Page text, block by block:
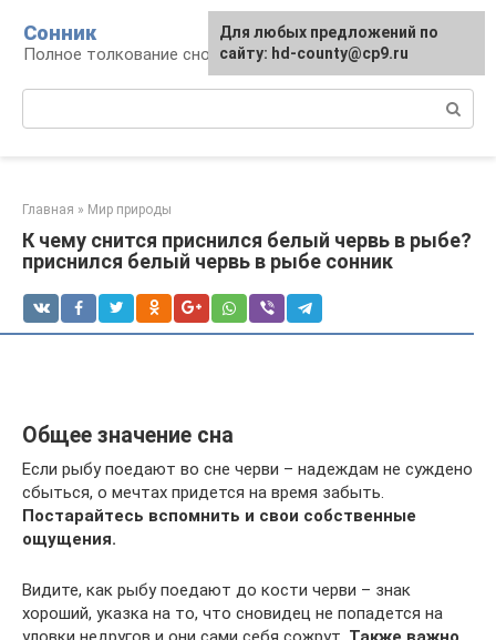
контенту
Сонник
Полное толкование снов
Главная » Мир природы
К чему снится приснился белый червь в рыбе?
приснился белый червь в рыбе сонник
Общее значение сна
Если рыбу поедают во сне черви – надеждам не суждено
сбыться, о мечтах придется на время забыть.
Постарайтесь вспомнить и свои собственные
ощущения.
Видите, как рыбу поедают до кости черви – знак
хороший, указка на то, что сновидец не попадется на
Для любых предложений по
сайту: hd-county@cp9.ru